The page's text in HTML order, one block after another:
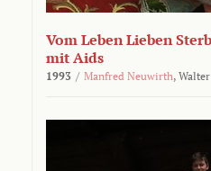
Vom Leben Lieben
mit Aids
1993 / Manfred Neuwirth,